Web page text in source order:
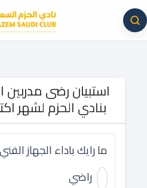
استبيان رضى مدربين
بنادي الحزم لشهر اكتوبر
ما رايك باداء الجهاز
راضي